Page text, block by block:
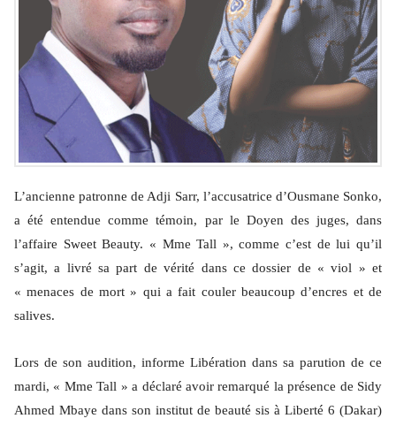
L’ancienne patronne de Adji Sarr, l’accusatrice d’Ousmane Sonko,
a été entendue comme témoin, par le Doyen des juges, dans
l’affaire Sweet Beauty. « Mme Tall », comme c’est de lui qu’il
s’agit, a livré sa part de vérité dans ce dossier de « viol » et
« menaces de mort » qui a fait couler beaucoup d’encres et de
salives.
Lors de son audition, informe Libération dans sa parution de ce
mardi, « Mme Tall » a déclaré avoir remarqué la présence de Sidy
Ahmed Mbaye dans son institut de beauté sis à Liberté 6 (Dakar)